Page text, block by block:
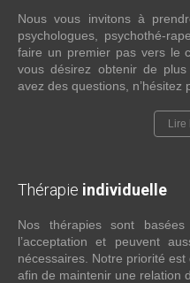
Nous vous invitons à
psychologues, psychothé-
faire un premier pas vers le
vous désirez obtenir de
avez des questions, n’hésitez
Lire
Thérapie individuelle
Nos thérapies sont basées
l’acceptation et peuvent
nécessaires. Notre priorité
afin de maintenir une relation